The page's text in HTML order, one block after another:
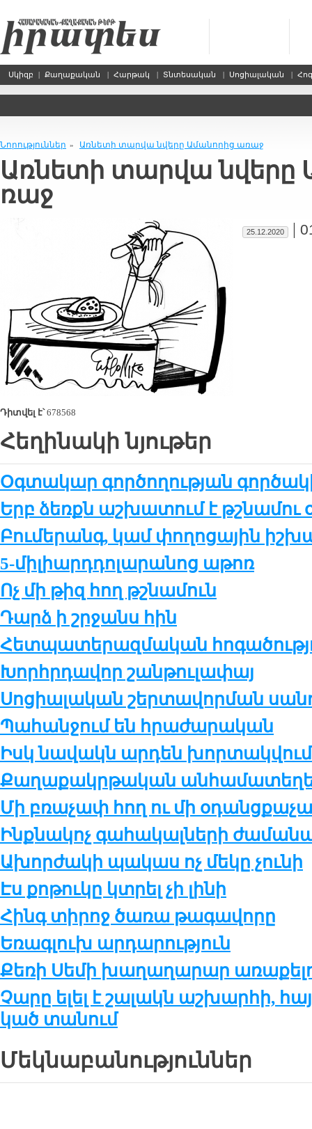
Սկիզբ | Քաղաքական | Հարթակ | Տնտեսական | Սոցիալական |
Նորություններ » Առնե­տի տար­վա նվե­րը Ա­մա­նո­րից ա­ռաջ
Առնե­տի տար­վա նվե­րը
ռաջ
25.12.2020 |
Դիտվել է՝678568
Հեղինակի նյութեր
Օգտակար գործողության
Երբ ձեռքն աշ­խա­տում է թշ­նա­մու
Բու­մե­րանգ, կամ փո­ղո­ցա­յին
5-մի­լիարդ­դո­լա­րա­նոց ա­թոռ
Ոչ մի թիզ հող թշ­նա­մուն
Դարձ ի շր­ջանս հին
Հետ­պա­տե­րազ­մա­կան
Խորհր­դա­վոր շան­թու­լա­փայ
Սո­ցիա­լա­կան շեր­տա­վոր­ման
Պա­հան­ջում են հրա­ժա­րա­կան
Իսկ նավակն արդեն խորտակվում
Քա­ղա­քակր­թա­կան
Մի բռա­չափ հող ու մի
Ինք­նա­կոչ գա­հա­կալ­նե­րի
Ախոր­ժա­կի պա­կաս ոչ մե­կը չու­նի
Էս քոթուկը կտրել չի լինի
Հինգ տի­րոջ ծա­ռա թա­գա­վո­րը
Եռագ­լուխ ար­դա­րու­թ­յուն
Քե­ռի Սե­մի խա­ղա­ղա­րար
Չա­րը ե­լել է շա­լակն աշ­խար­հի,
կած տա­նում
Մեկնաբանություններ